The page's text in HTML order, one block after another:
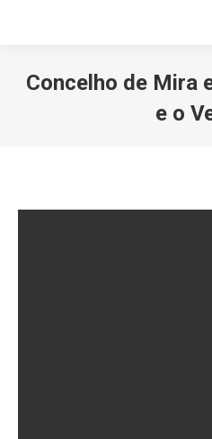
Concelho de Mira
e o